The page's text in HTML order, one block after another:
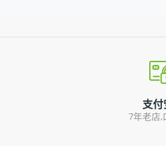
支
7年老店,